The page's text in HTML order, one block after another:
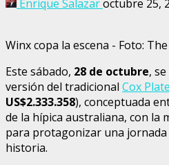
Enrique Salazaroctubre 25,
Winx copa la escena - Foto: The
Este sábado, 28 de octubre,
versión del tradicional Cox Plate
US$2.333.358), conceptuada
de la hípica australiana, con la
para protagonizar una jornada
historia.